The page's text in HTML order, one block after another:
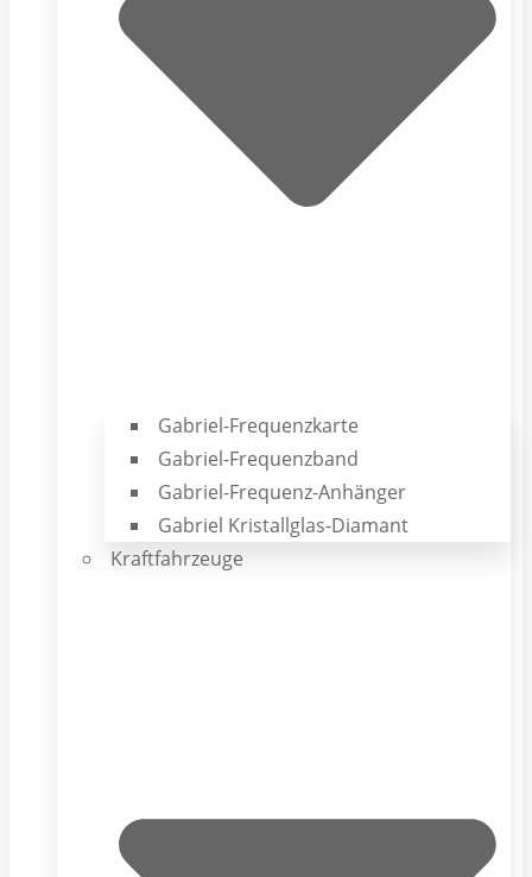
Gabriel-Frequenzkarte
Gabriel-Frequenzband
Gabriel-Frequenz-Anhänger
Gabriel Kristallglas-Diamant
Kraftfahrzeuge